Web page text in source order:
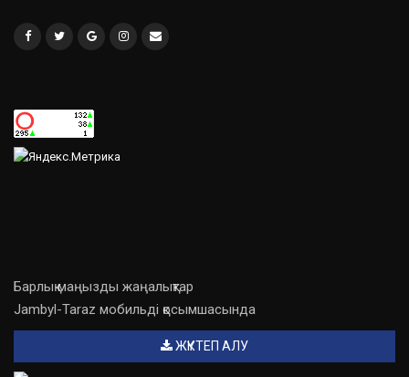
Барлық маңызды жаңалықтар
Jambyl-Taraz мобильді қосымшасында
ЖҮКТЕП АЛУ